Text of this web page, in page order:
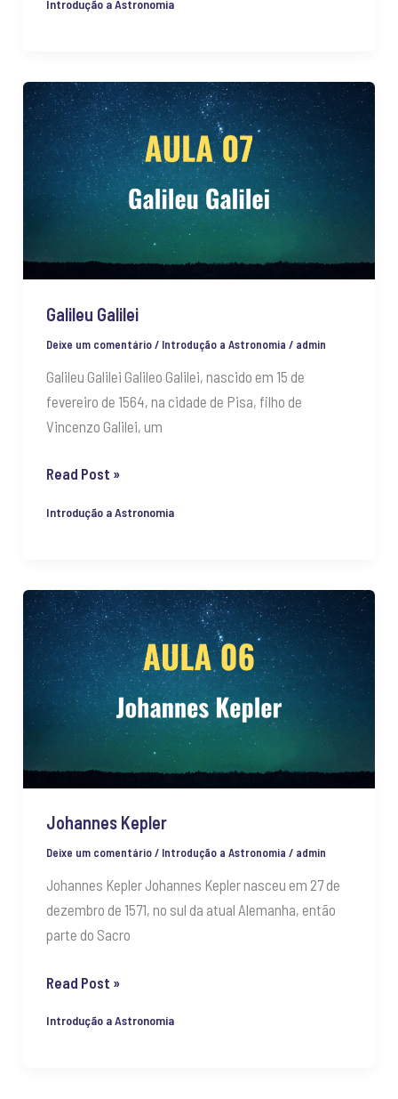
Introdução a Astronomia
Galileu Galilei
Deixe um comentário / Introdução a Astronomia / admin
Galileu Galilei Galileo Galilei, nascido em 15 de
fevereiro de 1564, na cidade de Pisa, filho de
Vincenzo Galilei, um
Galileu
Galilei
Read Post »
Introdução a Astronomia
Johannes Kepler
Deixe um comentário / Introdução a Astronomia / admin
Johannes Kepler Johannes Kepler nasceu em 27 de
dezembro de 1571, no sul da atual Alemanha, então
parte do Sacro
Johannes
Kepler
Read Post »
Introdução a Astronomia